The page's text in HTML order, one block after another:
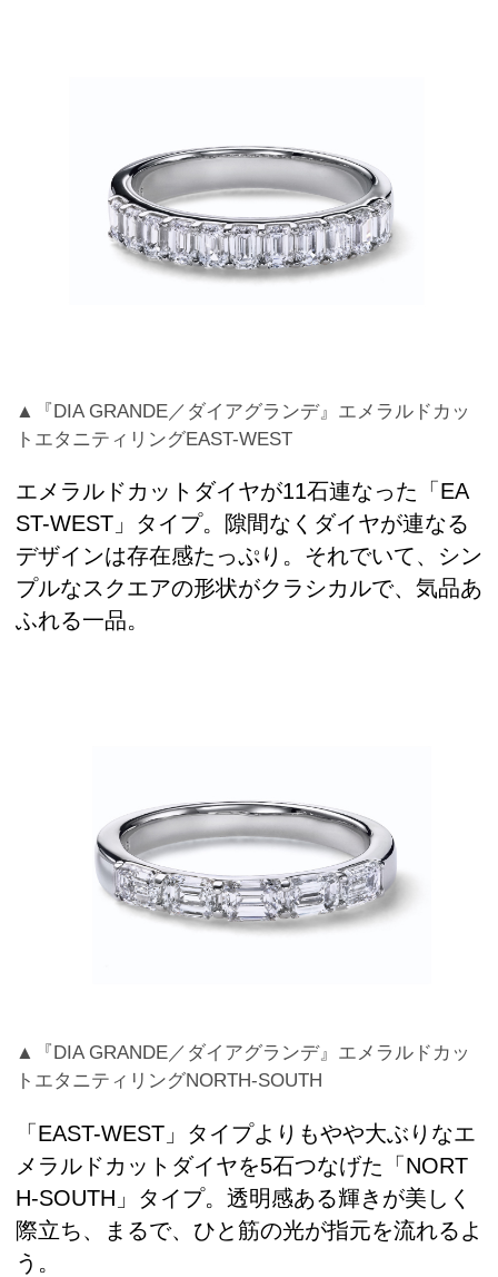
▲『DIA GRANDE／ダイアグランデ』エメラルドカッ
トエタニティリングEAST-WEST
エメラルドカットダイヤが11石連なった「EA
ST-WEST」タイプ。隙間なくダイヤが連なる
デザインは存在感たっぷり。それでいて、シン
プルなスクエアの形状がクラシカルで、気品あ
ふれる一品。
▲『DIA GRANDE／ダイアグランデ』エメラルドカッ
トエタニティリングNORTH-SOUTH
「EAST-WEST」タイプよりもやや大ぶりなエ
メラルドカットダイヤを5石つなげた「NORT
H-SOUTH」タイプ。透明感ある輝きが美しく
際立ち、まるで、ひと筋の光が指元を流れるよ
う。